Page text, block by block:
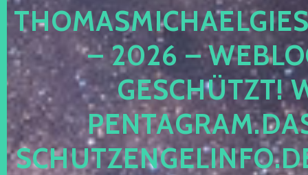
– 2026 –
ESCHÜTZT!